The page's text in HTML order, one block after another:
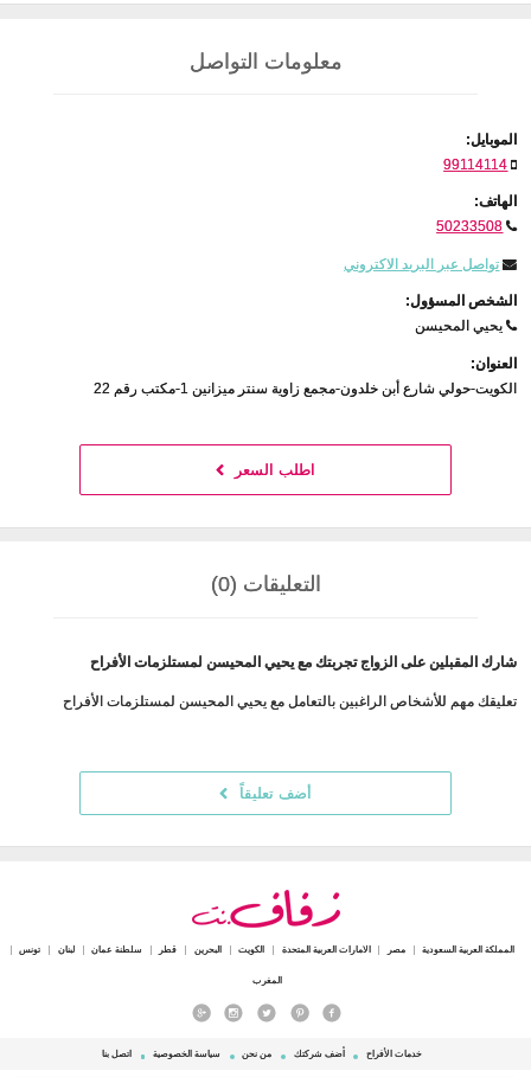
معلومات التواصل
الموبايل:
99114114
الهاتف:
50233508
تواصل عبر البريد الاكتروني
الشخص المسؤول:
يحيي المحيسن
العنوان:
الكويت-حولي شارع أبن خلدون-مجمع زاوية سنتر ميزانين 1-مكتب رقم 22
اطلب السعر
التعليقات (0)
شارك المقبلين على الزواج تجربتك مع يحيي المحيسن لمستلزمات الأفراح
تعليقك مهم للأشخاص الراغبين بالتعامل مع يحيي المحيسن لمستلزمات الأفراح
أضف تعليقاً
المملكة العربية السعودية مصر الامارات العربية المتحدة الكويت البحرين قطر سلطنة عمان لبنان تونس
المغرب
خدمات الأفراح أضف شركتك من نحن سياسة الخصوصية اتصل بنا